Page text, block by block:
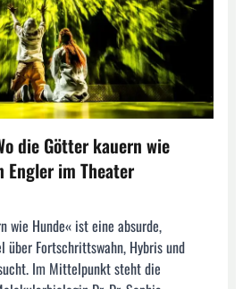
die Götter kauern wie
Engler im Theater
wie Hunde« ist eine absurde,
über Fortschrittswahn, Hybris und
Im Mittelpunkt steht die